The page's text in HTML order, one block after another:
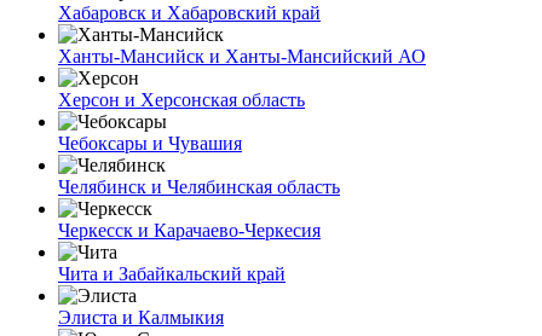
Хабаровск и Хабаровский край
Ханты-Мансийск и Ханты-Мансийский АО
Херсон и Херсонская область
Чебоксары и Чувашия
Челябинск и Челябинская область
Черкесск и Карачаево-Черкесия
Чита и Забайкальский край
Элиста и Калмыкия